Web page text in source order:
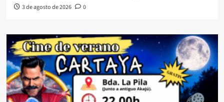
3 de agosto de 2026 0